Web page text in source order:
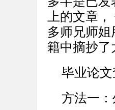
上的文章
多师兄师
籍中摘抄
毕业论
方法一